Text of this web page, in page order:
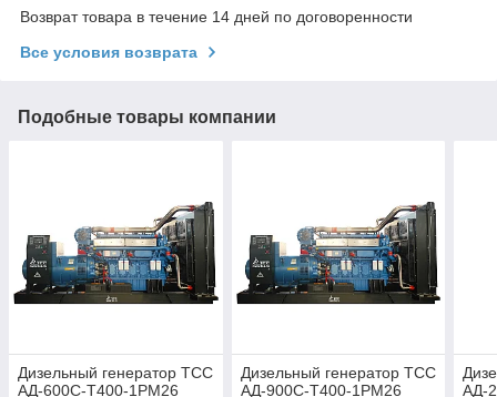
Возврат товара в течение 14 дней по договоренности
Все условия возврата
Подобные товары компании
Дизельный генератор ТСС
АД-600С-Т400-1РМ26
Дизельный генератор ТСС
АД-900С-Т400-1РМ26
АД-